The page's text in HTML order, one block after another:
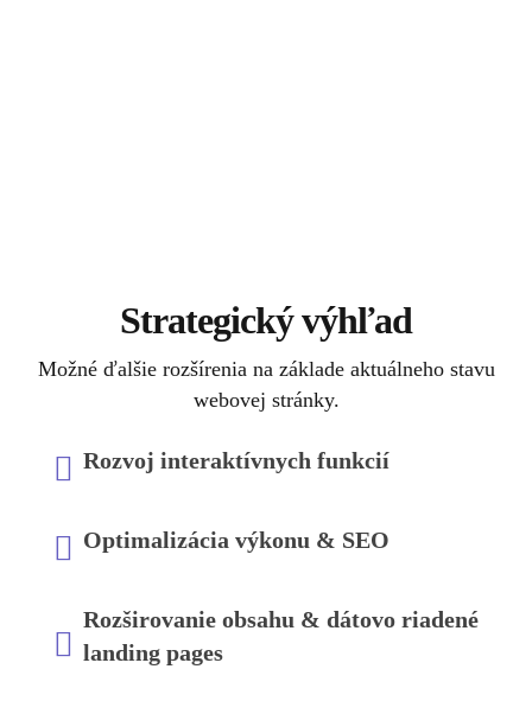
Strategický výhľad
Možné ďalšie rozšírenia na základe aktuálneho stavu
webovej stránky.
Rozvoj interaktívnych funkcií
Optimalizácia výkonu & SEO
Rozširovanie obsahu & dátovo riadené
landing pages